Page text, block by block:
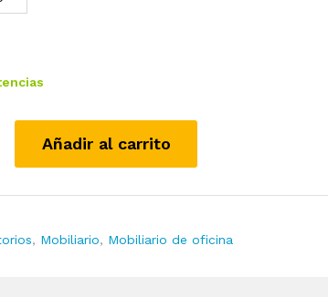
Añadir al carrito
, Mobiliario, Mobiliario de oficina